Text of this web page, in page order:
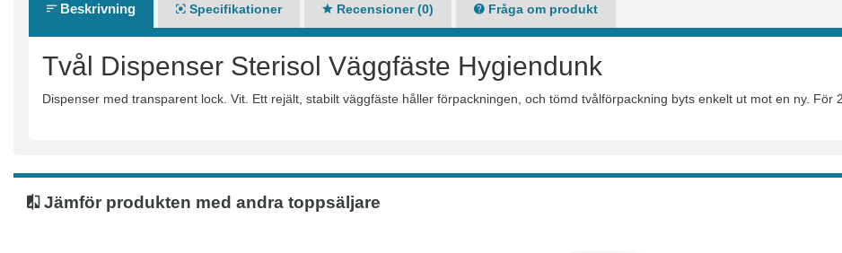
Beskrivning Specifikationer Recensioner (0) Fråga om produkt
Tvål Dispenser Sterisol Väggfäste Hygiendunk
Dispenser med transparent lock. Vit. Ett rejält, stabilt väggfäste håller förpackningen, och tömd tvålförpackning byts enkelt ut mot en ny. För
Jämför produkten med andra toppsäljare